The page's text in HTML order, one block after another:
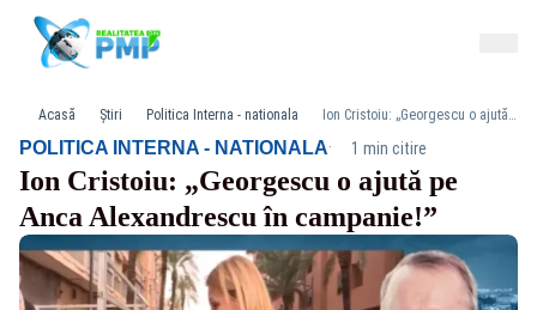
Acasă Știri Politica Interna - nationala Ion Cristoiu: „Georgescu o ajută pe Anca Alexandrescu în campanie!”
POLITICA INTERNA - NATIONALA· 1 min citire
Ion Cristoiu: „Georgescu o ajută pe
Anca Alexandrescu în campanie!”